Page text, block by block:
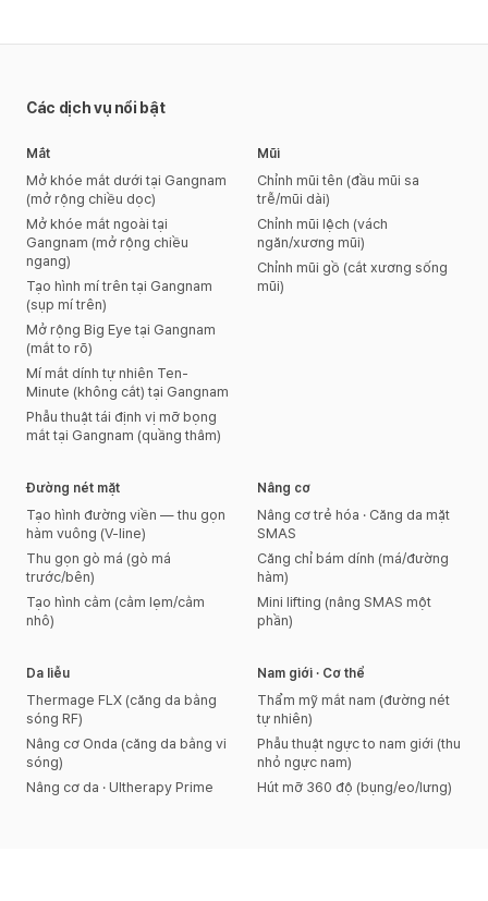
Các dịch vụ nổi bật
Mắt
Mở khóe mắt dưới tại Gangnam
(mở rộng chiều dọc)
Mở khóe mắt ngoài tại
Gangnam (mở rộng chiều
ngang)
Tạo hình mí trên tại Gangnam
(sụp mí trên)
Mở rộng Big Eye tại Gangnam
(mắt to rõ)
Mí mắt dính tự nhiên Ten-
Minute (không cắt) tại Gangnam
Phẫu thuật tái định vị mỡ bọng
mắt tại Gangnam (quầng thâm)
Mũi
Chỉnh mũi tên (đầu mũi sa
trễ/mũi dài)
Chỉnh mũi lệch (vách
ngăn/xương mũi)
Chỉnh mũi gồ (cắt xương sống
mũi)
Đường nét mặt
Tạo hình đường viền — thu gọn
hàm vuông (V-line)
Thu gọn gò má (gò má
trước/bên)
Tạo hình cằm (cằm lẹm/cằm
nhô)
Nâng cơ
Nâng cơ trẻ hóa · Căng da mặt
SMAS
Căng chỉ bám dính (má/đường
hàm)
Mini lifting (nâng SMAS một
phần)
Da liễu
Thermage FLX (căng da bằng
sóng RF)
Nâng cơ Onda (căng da bằng vi
sóng)
Nâng cơ da · Ultherapy Prime
Nam giới · Cơ thể
Thẩm mỹ mắt nam (đường nét
tự nhiên)
Phẫu thuật ngực to nam giới (thu
nhỏ ngực nam)
Hút mỡ 360 độ (bụng/eo/lưng)